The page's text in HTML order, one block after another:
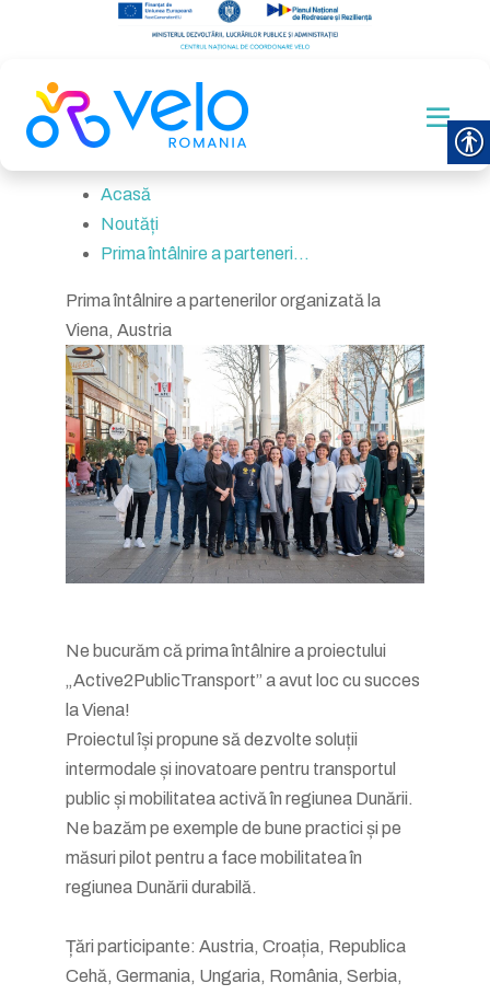
Acasă
Noutăți
Prima întâlnire a parteneri...
Prima întâlnire a partenerilor organizată la
Viena, Austria
Ne bucurăm că prima întâlnire a proiectului
„Active2PublicTransport” a avut loc cu succes
la Viena!
Proiectul își propune să dezvolte soluții
intermodale și inovatoare pentru transportul
public și mobilitatea activă în regiunea Dunării.
Ne bazăm pe exemple de bune practici și pe
măsuri pilot pentru a face mobilitatea în
regiunea Dunării durabilă.
Țări participante: Austria, Croația, Republica
Cehă, Germania, Ungaria, România, Serbia,